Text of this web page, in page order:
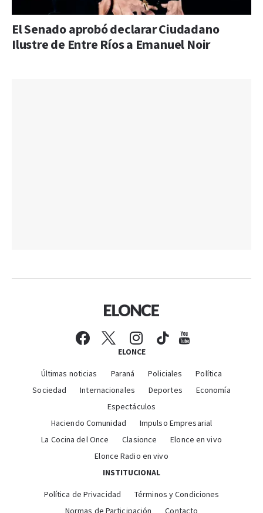
El Senado aprobó declarar Ciudadano
Ilustre de Entre Ríos a Emanuel Noir
ELONCE
Últimas noticias Paraná Policiales
Política
Sociedad
Internacionales Deportes
Economía
Espectáculos
Haciendo Comunidad
Impulso Empresarial
La Cocina del Once
Clasionce
Elonce en vivo
Elonce Radio en vivo
INSTITUCIONAL
Política de Privacidad
Términos y Condiciones